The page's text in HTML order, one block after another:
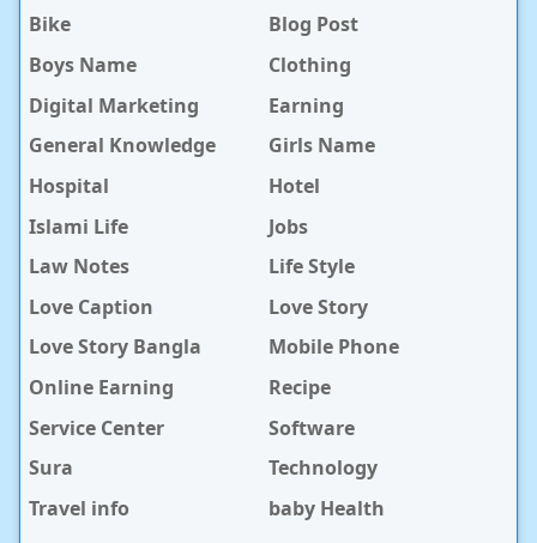
Bike
Blog Post
Boys Name
Clothing
Digital Marketing
Earning
General Knowledge
Girls Name
Hospital
Hotel
Islami Life
Jobs
Law Notes
Life Style
Love Caption
Love Story
Love Story Bangla
Mobile Phone
Online Earning
Recipe
Service Center
Software
Sura
Technology
Travel info
baby Health